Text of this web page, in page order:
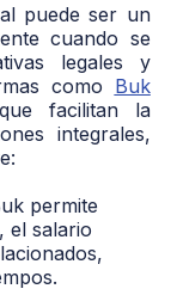
puede ser un
cuando se
legales y
como Buk
facilitan la
integrales,
permite
el salario